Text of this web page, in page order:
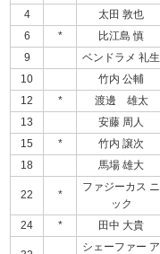
4
太田 敦也
6
* 比江島 慎
9
ベンドラメ 礼生
10
竹内 公輔
12
* 渡邊 雄太
13
安藤 周人
15
* 竹内 譲次
18
馬場 雄大
22 *
ファジーカス ニ
ック
24 * 田中 大貴
シェーファー ア